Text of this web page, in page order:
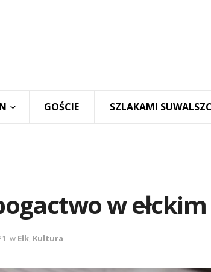
GOŚCIE SZLAKAMI
w
w Ełk, Kultura